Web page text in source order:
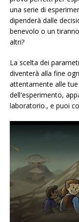
una serie di
dipenderà dalle
benevolo o un
altri?
La scelta dei
diventerà alla fine
attentamente alle
dell'esperimento,
laboratorio., e puoi